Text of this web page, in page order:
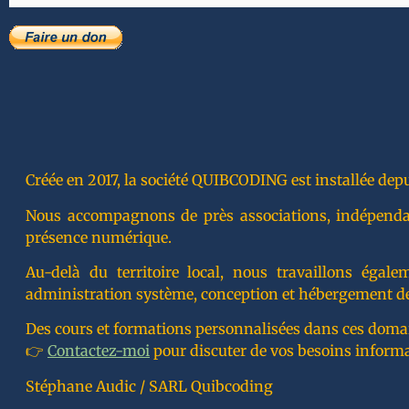
Créée en 2017, la société QUIBCODING est installée
Nous accompagnons de près associations,
présence numérique.
Au-delà du territoire local, nous travaillons
administration système, conception et hébergement
Des cours et formations personnalisées dans ces
👉 Contactez-moi pour discuter de vos besoins
Stéphane Audic / SARL Quibcoding